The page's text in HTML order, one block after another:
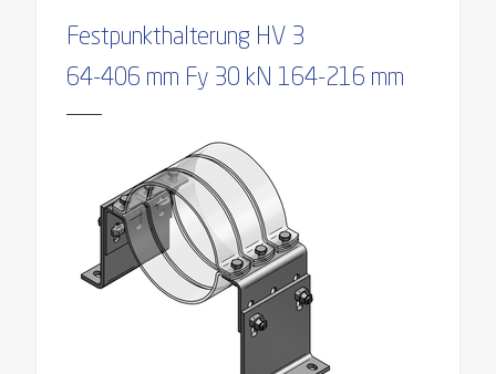
Festpunkthalterung HV 3
64-406 mm Fy 30 kN 164-216 mm